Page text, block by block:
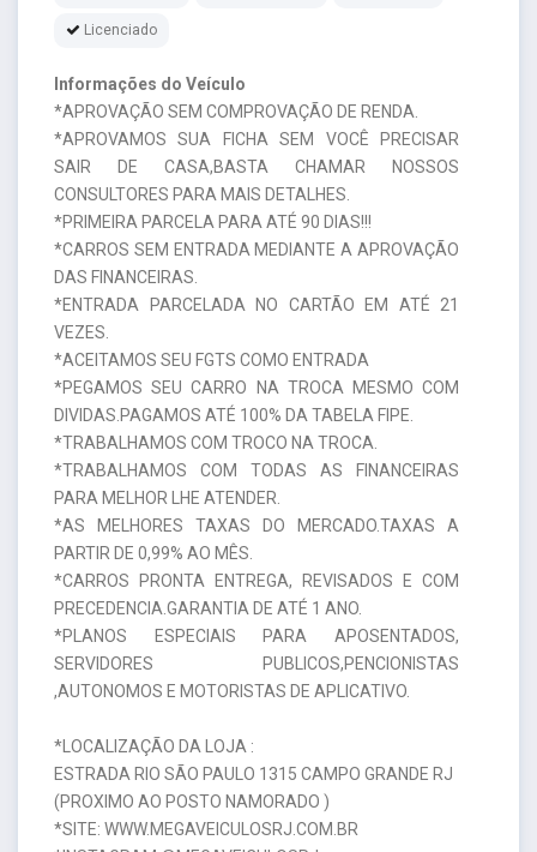
Licenciado
Informações do Veículo
*APROVAÇÃO SEM COMPROVAÇÃO DE RENDA.
*APROVAMOS SUA FICHA SEM VOCÊ PRECISAR
SAIR DE CASA,BASTA CHAMAR NOSSOS
CONSULTORES PARA MAIS DETALHES.
*PRIMEIRA PARCELA PARA ATÉ 90 DIAS!!!
*CARROS SEM ENTRADA MEDIANTE A APROVAÇÃO
DAS FINANCEIRAS.
*ENTRADA PARCELADA NO CARTÃO EM ATÉ 21
VEZES.
*ACEITAMOS SEU FGTS COMO ENTRADA
*PEGAMOS SEU CARRO NA TROCA MESMO COM
DIVIDAS.PAGAMOS ATÉ 100% DA TABELA FIPE.
*TRABALHAMOS COM TROCO NA TROCA.
*TRABALHAMOS COM TODAS AS FINANCEIRAS
PARA MELHOR LHE ATENDER.
*AS MELHORES TAXAS DO MERCADO.TAXAS A
PARTIR DE 0,99% AO MÊS.
*CARROS PRONTA ENTREGA, REVISADOS E COM
PRECEDENCIA.GARANTIA DE ATÉ 1 ANO.
*PLANOS ESPECIAIS PARA APOSENTADOS,
SERVIDORES PUBLICOS,PENCIONISTAS
,AUTONOMOS E MOTORISTAS DE APLICATIVO.
*LOCALIZAÇÃO DA LOJA :
ESTRADA RIO SÃO PAULO 1315 CAMPO GRANDE RJ
(PROXIMO AO POSTO NAMORADO )
*SITE: WWW.MEGAVEICULOSRJ.COM.BR